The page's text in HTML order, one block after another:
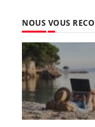
NOUS VOUS